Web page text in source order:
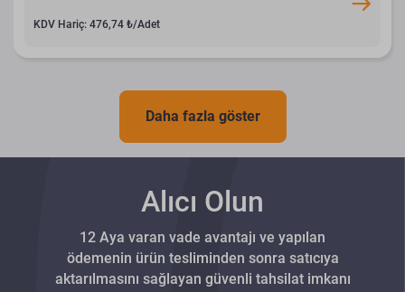
KDV Hariç: 476,74 ₺/Adet
Daha fazla göster
Alıcı Olun
12 Aya varan vade avantajı ve yapılan
ödemenin ürün tesliminden sonra satıcıya
aktarılmasını sağlayan güvenli tahsilat imkanı